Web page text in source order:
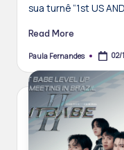
sua turnê “1st US
Read More
Posted
Paula Fernandes 02/